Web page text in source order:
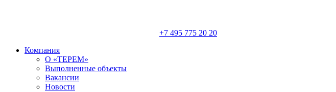
+7 495 775 20 20
Компания
О «ТЕРЕМ»
Выполненные объекты
Вакансии
Новости